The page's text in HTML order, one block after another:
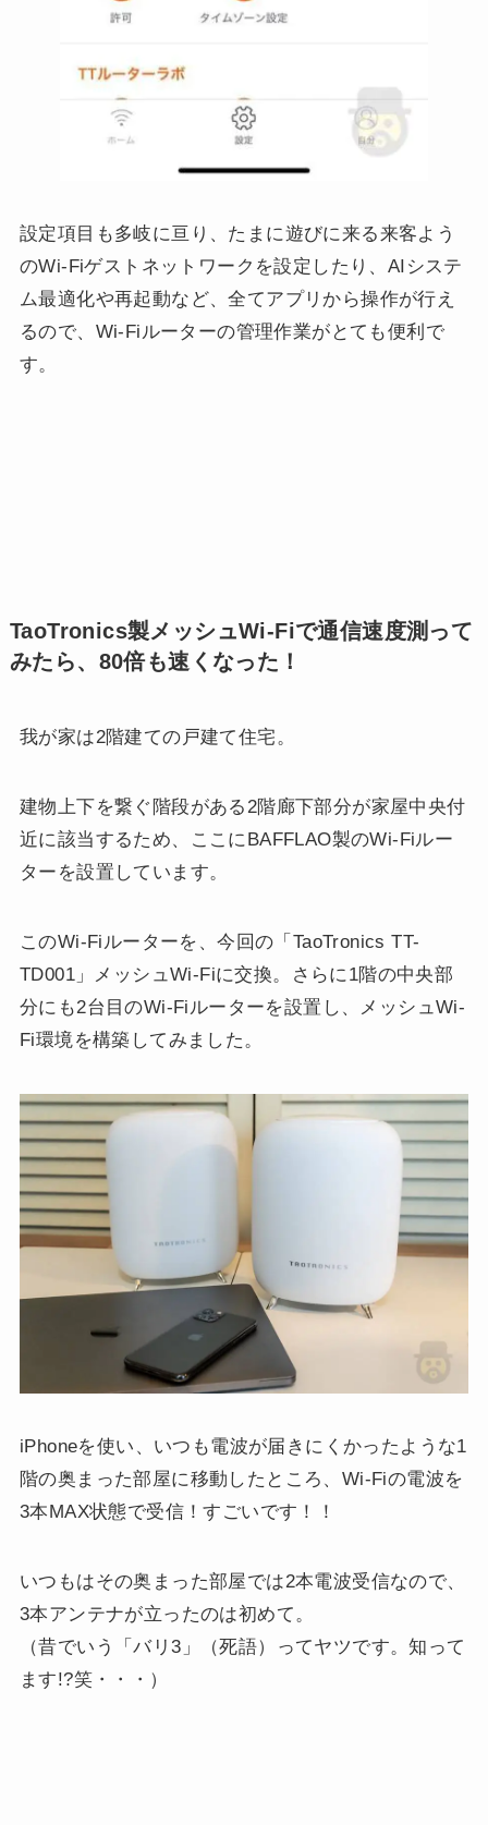
設定項目も多岐に亘り、たまに遊びに来る来客よう
のWi-Fiゲストネットワークを設定したり、AIシステ
ム最適化や再起動など、全てアプリから操作が行え
るので、Wi-Fiルーターの管理作業がとても便利で
す。
TaoTronics製メッシュWi-Fiで通信速度測って
みたら、80倍も速くなった！
我が家は2階建ての戸建て住宅。
建物上下を繋ぐ階段がある2階廊下部分が家屋中央付
近に該当するため、ここにBAFFLAO製のWi-Fiルー
ターを設置しています。
このWi-Fiルーターを、今回の「TaoTronics TT-
TD001」メッシュWi-Fiに交換。さらに1階の中央部
分にも2台目のWi-Fiルーターを設置し、メッシュWi-
Fi環境を構築してみました。
iPhoneを使い、いつも電波が届きにくかったような1
階の奥まった部屋に移動したところ、Wi-Fiの電波を
3本MAX状態で受信！すごいです！！
いつもはその奥まった部屋では2本電波受信なので、
3本アンテナが立ったのは初めて。
（昔でいう「バリ3」（死語）ってヤツです。知って
ます!?笑・・・）